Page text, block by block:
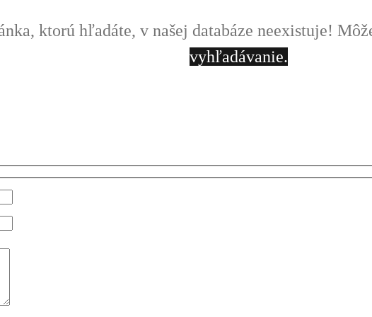
ktorú hľadáte, v našej databáze neexistuje!
vyhľadávanie.